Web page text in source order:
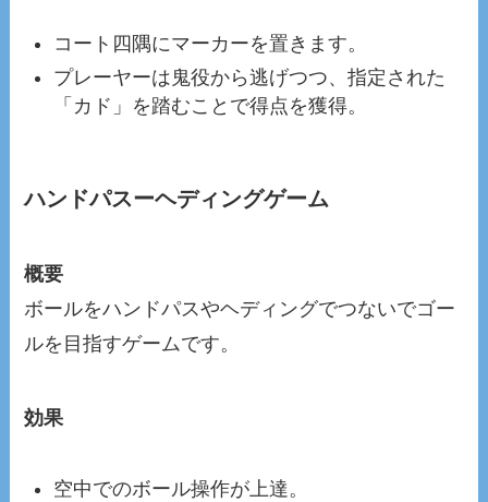
コート四隅にマーカーを置きます。
プレーヤーは鬼役から逃げつつ、指定された
「カド」を踏むことで得点を獲得。
ハンドパスーヘディングゲーム
概要
ボールをハンドパスやヘディングでつないでゴー
ルを目指すゲームです。
効果
空中でのボール操作が上達。